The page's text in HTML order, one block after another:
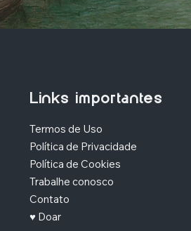
Links importantes
Termos de Uso
Política de Privacidade
Política de Cookies
Trabalhe conosco
Contato
♥ Doar